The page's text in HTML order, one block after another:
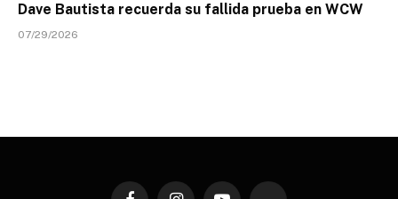
Dave Bautista recuerda su fallida prueba en WCW
07/29/2026